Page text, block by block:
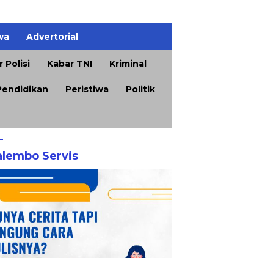
Advertorial
Polisi Kabar TNI Kriminal
Peristiwa Politik
Servis